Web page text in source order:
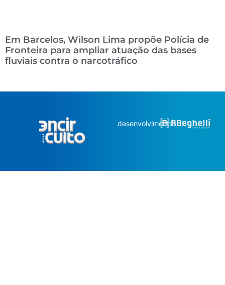
Em Barcelos, Wilson Lima propõe Polícia de
Fronteira para ampliar atuação das bases
fluviais contra o narcotráfico
desenvolvimento: